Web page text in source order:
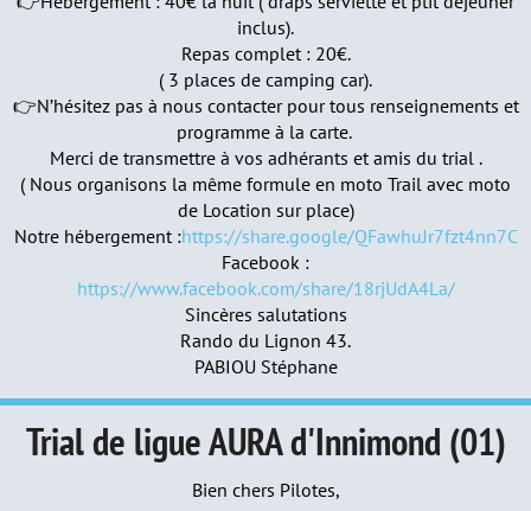
inclus).
Repas complet : 20€.
( 3 places de camping car).
👉N’hésitez pas à nous contacter pour tous renseignements et
programme à la carte.
Merci de transmettre à vos adhérants et amis du trial .
( Nous organisons la même formule en moto Trail avec moto
de Location sur place)
Notre hébergement :https://share.google/QFawhuJr7fzt4nn7C
Facebook :
https://www.facebook.com/share/18rjUdA4La/
Sincères salutations
Rando du Lignon 43.
PABIOU Stéphane
Trial de ligue AURA d'Innimond (01)
Bien chers Pilotes,